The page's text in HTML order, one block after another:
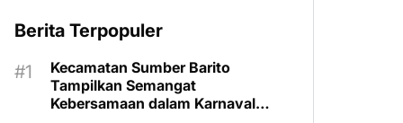
Berita Terpopuler
Kecamatan Sumber Barito
Tampilkan Semangat
Kebersamaan dalam Karnaval